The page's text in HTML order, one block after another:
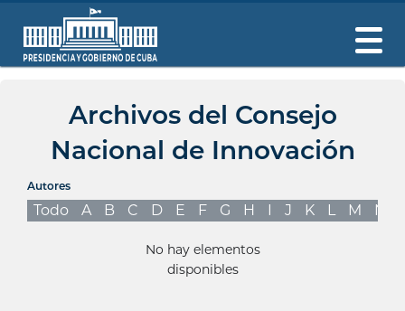
Archivos del Consejo
Nacional de Innovación
Autores
Todo A B C D E F G H I J K L M N
No hay elementos
disponibles